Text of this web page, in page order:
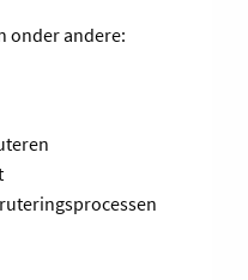
onder andere: